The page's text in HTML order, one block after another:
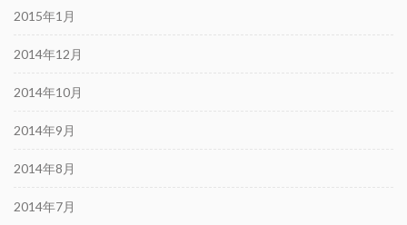
2015年1月
2014年12月
2014年10月
2014年9月
2014年8月
2014年7月